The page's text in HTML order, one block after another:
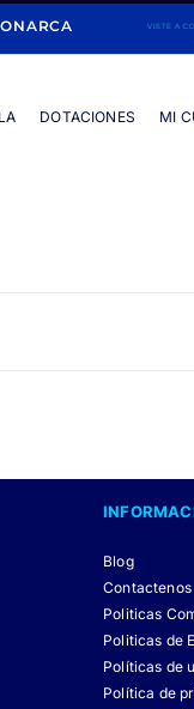
DOTACIONES MI
Blog
Contactenos
Politicas
Politicas de
Políticas de
Política de